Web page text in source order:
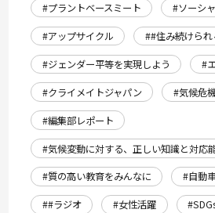
#プラントベースミート
#ソーシ
#アップサイクル
##住み続けら
#ジェンダー平等を実現しよう
#
#クライメイトジャパン
#気候危
#編集部レポート
#気候変動に対する、正しい知識と対応
#質の高い教育をみんなに
#自動
##ラジオ
#女性活躍